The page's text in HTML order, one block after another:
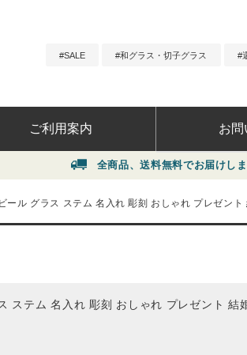
SALE 和グラス・切子グラス
ご利用案内 お問
よくある
お問い合
全商品、送料無料でお届けします！（北海
ール グラス ステム 名入れ 彫刻 おしゃれ プレゼン
ステム 名入れ 彫刻 おしゃれ プレゼント 結